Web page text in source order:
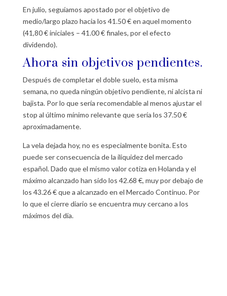
En julio, seguíamos apostado por el objetivo de
medio/largo plazo hacia los 41.50 € en aquel momento
(41,80 € iniciales – 41.00 € finales, por el efecto
dividendo).
Ahora sin objetivos pendientes.
Después de completar el doble suelo, esta misma
semana, no queda ningún objetivo pendiente, ni alcista ni
bajista. Por lo que sería recomendable al menos ajustar el
stop al último mínimo relevante que sería los 37.50 €
aproximadamente.
La vela dejada hoy, no es especialmente bonita. Esto
puede ser consecuencia de la iliquidez del mercado
español. Dado que el mismo valor cotiza en Holanda y el
máximo alcanzado han sido los 42.68 €, muy por debajo de
los 43.26 € que a alcanzado en el Mercado Continuo. Por
lo que el cierre diario se encuentra muy cercano a los
máximos del día.